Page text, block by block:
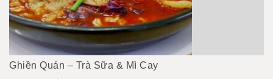
Ghiền Quán – Trà Sữa & Mì Cay